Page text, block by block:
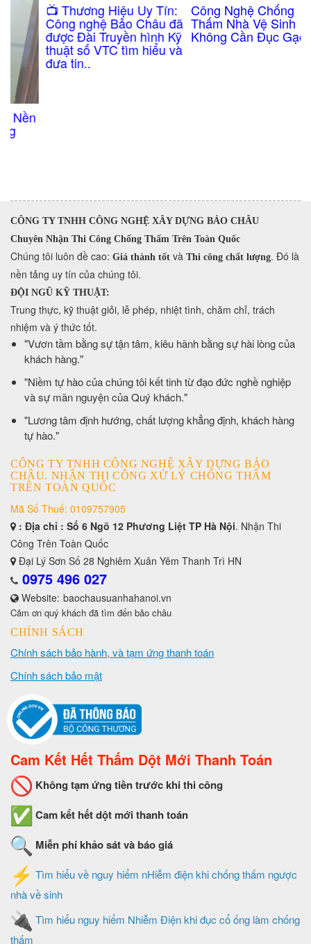
​📺 Thương Hiệu Uy Tín:
Công nghệ Bảo Châu đã
được Đài Truyền hình Kỹ
thuật số VTC tìm hiểu và
đưa tin..
Công Nghệ Chống
Thấm Nhà Vệ Sinh
Không Cần Đục Gạch
CÔNG TY TNHH CÔNG NGHỆ XÂY DỰNG BẢO CHÂU
Chuyên Nhận Thi Công Chống Thấm Trên Toàn Quốc
​Chúng tôi luôn đề cao: Giá thành tốt và Thi công chất lượng. Đó là
nền tảng uy tín của chúng tôi.
ĐỘI NGŨ KỸ THUẬT:
Trung thực, kỹ thuật giỏi, lễ phép, nhiệt tình, chăm chỉ, trách
nhiệm và ý thức tốt.
​"Vươn tầm bằng sự tận tâm, kiêu hãnh bằng sự hài lòng của
khách hàng."
​"Niềm tự hào của chúng tôi kết tinh từ đạo đức nghề nghiệp
và sự mãn nguyện của Quý khách."
​"Lương tâm định hướng, chất lượng khẳng định, khách hàng
tự hào."
CÔNG TY TNHH CÔNG NGHỆ XÂY DỰNG BẢO
CHÂU. NHẬN THI CÔNG XỬ LÝ CHỐNG THẤM
TRÊN TOÀN QUỐC
Mã Số Thuế: 0109757905
: Địa chỉ : Số 6 Ngõ 12 Phương Liệt TP Hà Nội. Nhận Thi
Công Trên Toàn Quốc
Đại Lý Sơn Số 28 Nghiêm Xuân Yêm Thanh Trì HN
0975 496 027
Website: baochausuanhahanoi.vn
Cảm ơn quý khách đã tìm đến bảo châu
CHÍNH SÁCH
Chính sách bảo hành, và tạm ứng thanh toán
Chính sách bảo mật
Cam Kết Hết Thấm Dột Mới Thanh Toán
Không tạm ứng tiền trước khi thi công
Cam kết hết dột mới thanh toán
Miễn phí khảo sát và báo giá
Tìm hiểu về nguy hiểm nHiễm điện khi chống thấm ngược
nhà về sinh
Tìm hiểu nguy hiểm Nhiễm Điện khi đục cổ ống làm chống
thấm